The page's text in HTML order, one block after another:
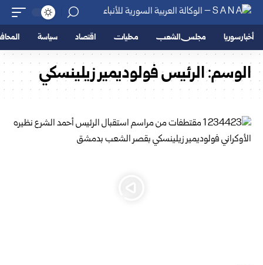
أخبار سوريا مجلس الشعب محليات اقتصاد سياسة
الوسم:الرئيس فولوديمير زيلينسكي